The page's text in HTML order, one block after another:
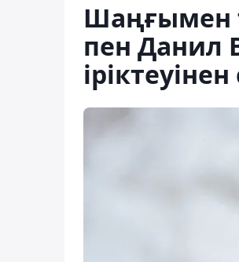
Шаңғымен
пен Данил
іріктеуінен